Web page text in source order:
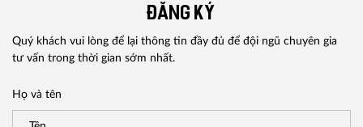
ĐĂNG KÝ
Quý khách vui lòng để lại thông tin đầy đủ để đội ngũ chuyên gia
tư vấn trong thời gian sớm nhất.
Họ và tên